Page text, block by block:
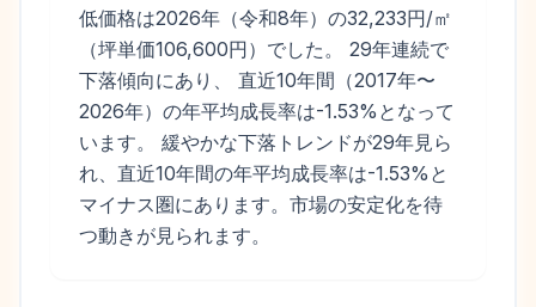
低価格は2026年（令和8年）の32,233円/㎡
（坪単価106,600円）でした。 29年連続で
下落傾向にあり、 直近10年間（2017年〜
2026年）の年平均成長率は-1.53%となって
います。 緩やかな下落トレンドが29年見ら
れ、直近10年間の年平均成長率は-1.53%と
マイナス圏にあります。市場の安定化を待
つ動きが見られます。